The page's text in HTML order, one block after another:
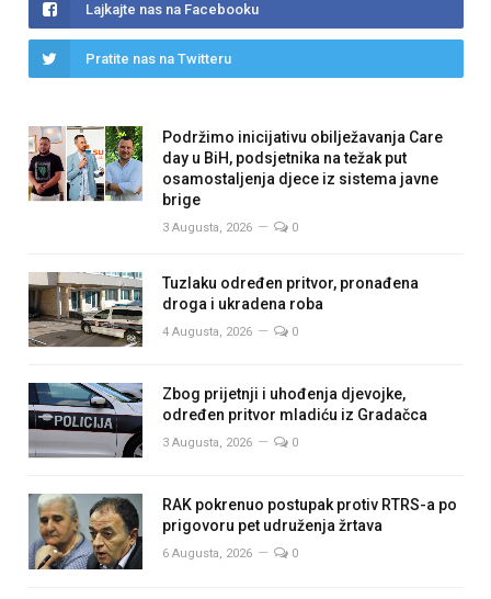
Lajkajte nas na Facebooku
Pratite nas na Twitteru
Podržimo inicijativu obilježavanja Care
day u BiH, podsjetnika na težak put
osamostaljenja djece iz sistema javne
brige
3 Augusta, 2026 0
Tuzlaku određen pritvor, pronađena
droga i ukradena roba
4 Augusta, 2026 0
Zbog prijetnji i uhođenja djevojke,
određen pritvor mladiću iz Gradačca
3 Augusta, 2026 0
RAK pokrenuo postupak protiv RTRS-a po
prigovoru pet udruženja žrtava
6 Augusta, 2026 0